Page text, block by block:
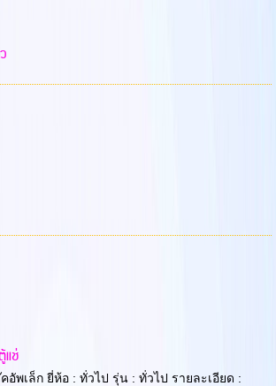
แช่
พเล็ก ยี่ห้อ : ทั่วไป รุ่น : ทั่วไป รายละเอียด :